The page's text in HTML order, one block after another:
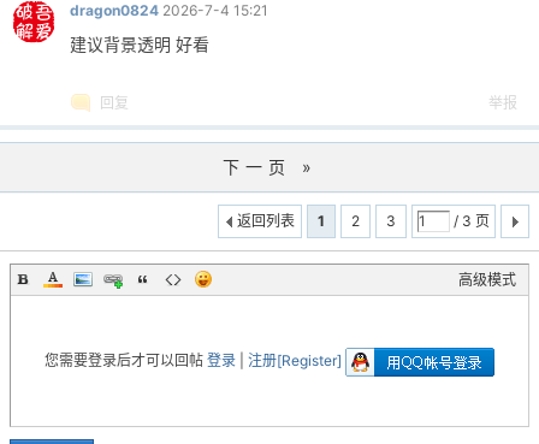
dragon0824 2026-7-4 15:21
建议背景透明 好看
回复 举报
下一页 »
1 2 3 / 3 页
返回列表
高级模式
您需要登录后才可以回帖 登录 注册[Register]